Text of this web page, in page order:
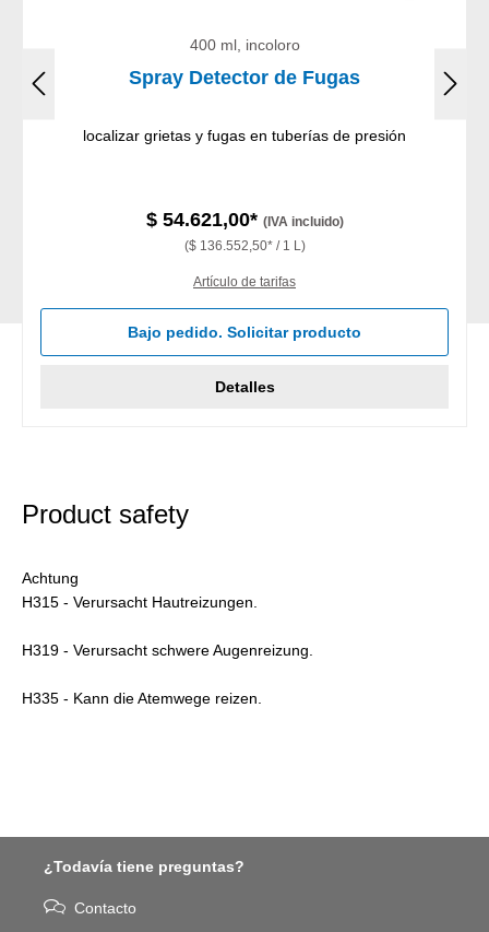
400 ml, incoloro
Spray Detector de Fugas
localizar grietas y fugas en tuberías de presión
$ 54.621,00* (IVA incluido)
($ 136.552,50* / 1 L)
Artículo de tarifas
Bajo pedido. Solicitar producto
Detalles
Product safety
Achtung
H315 - Verursacht Hautreizungen.
H319 - Verursacht schwere Augenreizung.
H335 - Kann die Atemwege reizen.
¿Todavía tiene preguntas?
Contacto